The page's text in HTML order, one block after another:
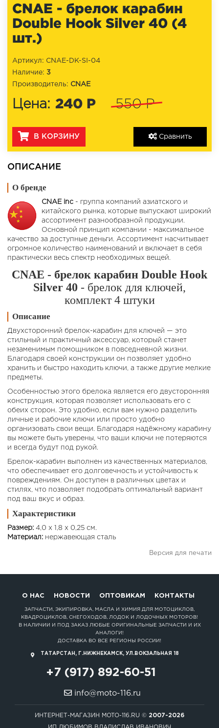
CNAE - брелок карабин
Double Hook Silver 40 (4
шт.)
Сравнить
Артикул: CNAE-DK-SI-04
Наличие: 3
Производитель: CNAE
Цена: 240 Р 550 Р
В КОРЗИНУ
ОПИСАНИЕ
О бренде
CNAE inc - группа компаний азиатского и
китайского рынка, которые выпускают широкий
ассортимент разнообразной продукции.
Основной принцип компании - максимальное
качество за доступные деньги. Ассортимент насчитывает
огромное количество наименований и включает в себя
практически весь спектр необходимых вещей.
CNAE - брелок карабин Double Hook
Silver 40 - брелок для ключей,
комплект 4 штуки
Описание
Двухсторонний брелок-карабин для ключей — это
стильный и практичный аксессуар, который станет
незаменимым помощником в повседневной жизни.
Благодаря своей конструкции он позволяет удобно
хранить и быстро находить ключи, а также другие мелкие
предметы.
Особенностью этого брелока является его двусторонняя
конструкция, которая позволяет использовать его с
обеих сторон. Это удобно, если вам нужно разделить
личные и рабочие ключи или просто удобно
организовать свои вещи. Благодаря надёжному карабину
вы можете быть уверены, что ваши ключи не потеряются
и всегда будут под рукой.
Брелок-карабин выполнен из качественных материалов,
что обеспечивает его долговечность и устойчивость к
повреждениям. Он доступен в различных цветах и
стилях, что позволяет подобрать оптимальный вариант
под ваш вкус и образ.
Характеристики
Размер: 4,0 x 1,8 x 0,25 см.
Материал: нержавеющая сталь
Версия для печати
О НАС НОВОСТИ ОПТОВИКАМ КОНТАКТЫ
ЗАПЧАСТИ, ЭКИПИРОВКА, МАСЛА И ХИМИЯ ДЛЯ МОТОЦИКЛОВ,
КВАДРОЦИКЛОВ, СНЕГОХОДОВ, ЛОДОК И ЛОДОЧНЫХ МОТОРОВ!
В НАЛИЧИИ И ПОД ЗАКАЗ ЛЮБЫЕ ОРИГИНАЛЬНЫЕ ЗАПЧАСТИ И ИХ
АНАЛОГИ!
ДОСТАВКА ВО ВСЕ РЕГИОНЫ РОССИИ!
ТАТАРСТАН, Г.НИЖНЕКАМСК, УЛ.ВОКЗАЛЬНАЯ 18
+7 (917) 892-60-51
info@moto-116.ru
ИНТЕРНЕТ-МАГАЗИН MOTO-116.RU © 2007-2026